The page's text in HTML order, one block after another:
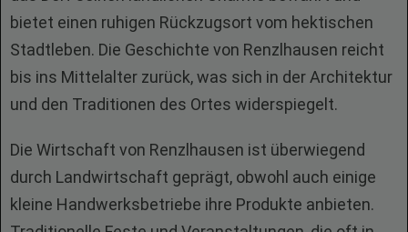
bietet einen ruhigen Rückzugsort vom hektischen
Stadtleben. Die Geschichte von Renzlhausen reicht
bis ins Mittelalter zurück, was sich in der Architektur
und den Traditionen des Ortes widerspiegelt.
Die Wirtschaft von Renzlhausen ist überwiegend
durch Landwirtschaft geprägt, obwohl auch einige
kleine Handwerksbetriebe ihre Produkte anbieten.